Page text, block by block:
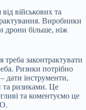
військових та
Виробники
дрони більше, ніж
треба законтрактувати
Ризики потрібно
інструменти,
та ризиками. Це
та коментуємо це